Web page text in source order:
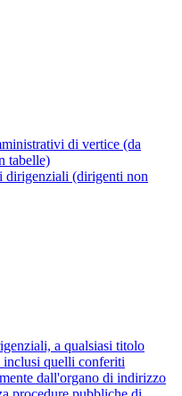
di vertice (da
tabelle)
dirigenziali (dirigenti non
a qualsiasi titolo
quelli conferiti
dall'organo di indirizzo